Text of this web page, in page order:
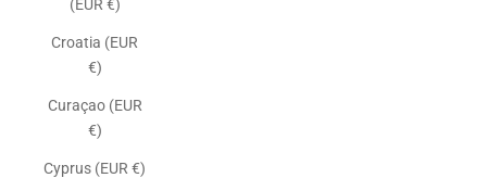
(EUR €)
Croatia (EUR
€)
Curaçao (EUR
€)
Cyprus (EUR €)